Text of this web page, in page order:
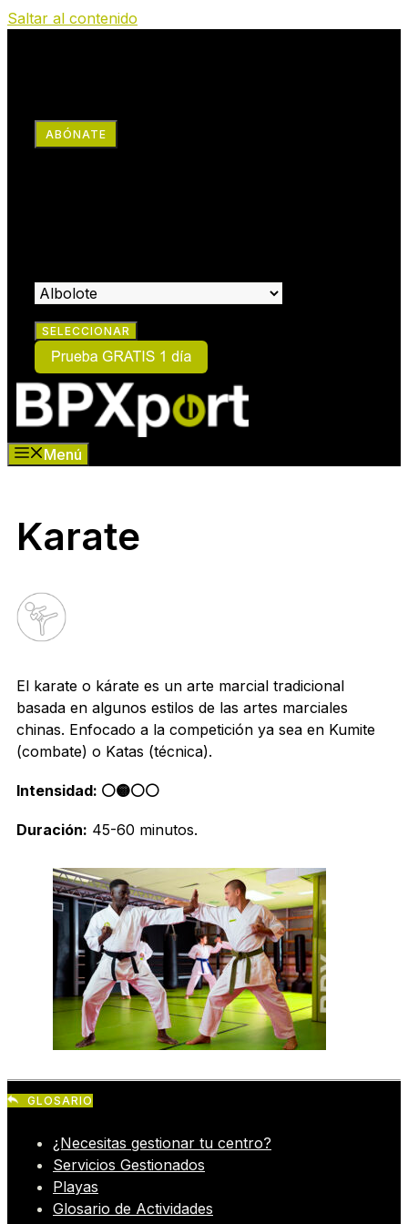
Saltar al contenido
ABÓNATE
Menú
Karate
El karate o kárate​ es un arte marcial tradicional
basada en algunos estilos de las artes marciales
chinas. Enfocado a la competición ya sea en Kumite
(combate) o Katas (técnica).
Intensidad: ⚪️🟡⚪️⚪
Duración: 45-60 minutos.
GLOSARIO
¿Necesitas gestionar tu centro?
Servicios Gestionados
Playas
Glosario de Actividades